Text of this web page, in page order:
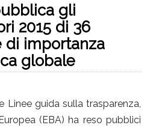
gli
2015 di 36
di importanza
globale
Linee guida sulla trasparenza,
(EBA) ha reso pubblici